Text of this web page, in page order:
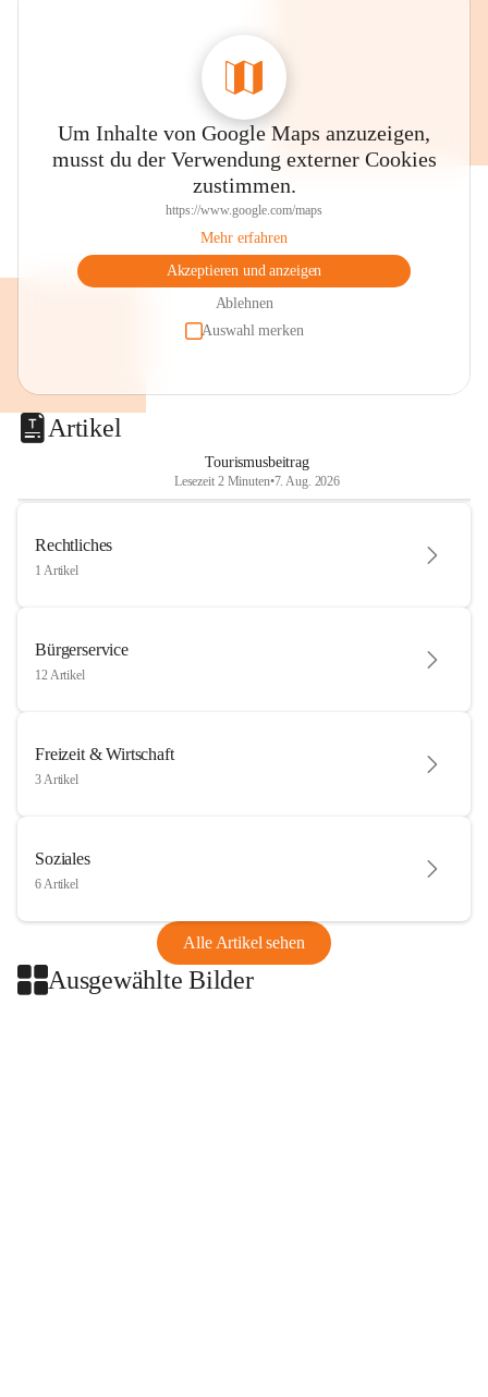
Um Inhalte von Google Maps anzuzeigen,
musst du der Verwendung externer Cookies
zustimmen.
https://www.google.com/maps
Mehr erfahren
Akzeptieren und anzeigen
Ablehnen
Auswahl merken
Artikel
Tourismusbeitrag
Lesezeit 2 Minuten•7. Aug. 2026
Rechtliches
1 Artikel
Bürgerservice
12 Artikel
Freizeit & Wirtschaft
3 Artikel
Soziales
6 Artikel
Alle Artikel sehen
Ausgewählte Bilder